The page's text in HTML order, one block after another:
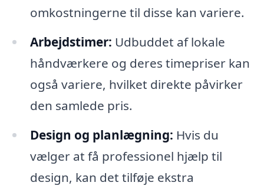
omkostningerne til disse kan variere.
Arbejdstimer: Udbuddet af lokale
håndværkere og deres timepriser kan
også variere, hvilket direkte påvirker
den samlede pris.
Design og planlægning: Hvis du
vælger at få professionel hjælp til
design, kan det tilføje ekstra